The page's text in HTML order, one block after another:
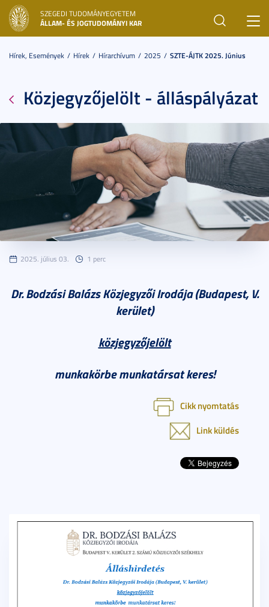
SZEGEDI TUDOMÁNYEGYETEM
ÁLLAM- ÉS JOGTUDOMÁNYI KAR
Hírek, Események Hírek Hírarchívum 2025 SZTE-ÁJTK 2025. Június
Közjegyzőjelölt - álláspályázat
2025. július 03. 1 perc
Dr. Bodzási Balázs Közjegyzői Irodája (Budapest, V.
kerület)
közjegyzőjelölt
munkakörbe munkatársat keres!
Cikk nyomtatás
Link küldés